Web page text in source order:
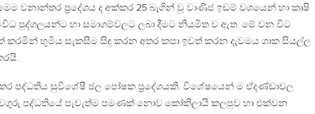
වනාන්තර ප‍්‍රදේශය ද අක්කර 25 බැගින් වූ වාණිජ ඉඩම් වශයෙන් හා කෘෂි
පුද්ගලයන්ට හා සමාගම්වලට ලබා දීමට නියමිත ව ඇත. මේ වන විට
කරමින් භූමිය සැකසීම සිදු කරන අතර කපා ඉවත් කරන දැවමය ශාක සියල්ල
පද්ධතිය සුවිශේෂී ජල පෝෂක ප‍්‍රදේශයකි. විශේෂයෙන් ම ඒදණ්ඩාවල
වගුරු පද්ධතියේ පැවැත්ම පමණක් නොව කෝකිලායි කලපුව හා එක්වන